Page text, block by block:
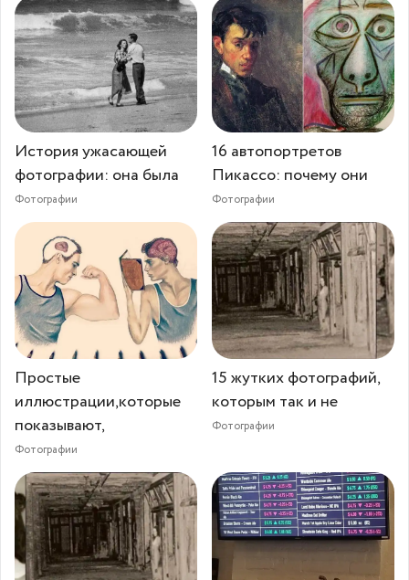
История ужасающей
фотографии: она была
Фотографии
16 автопортретов
Пикассо: почему они
Фотографии
Простые
иллюстрации,которые
показывают,
Фотографии
15 жутких фотографий,
которым так и не
Фотографии